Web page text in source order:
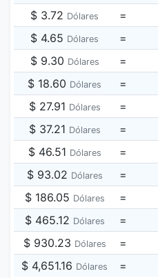
$ 3.72 Dólares =
$ 4.65 Dólares =
$ 9.30 Dólares =
$ 18.60 Dólares =
$ 27.91 Dólares =
$ 37.21 Dólares =
$ 46.51 Dólares =
$ 93.02 Dólares =
$ 186.05 Dólares =
$ 465.12 Dólares =
$ 930.23 Dólares =
$ 4,651.16 Dólares =